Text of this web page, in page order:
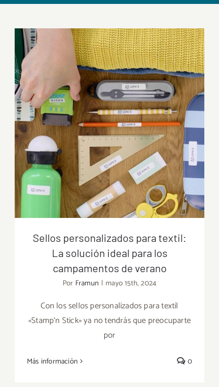
Sellos personalizados para textil: La
solución ideal para los campamentos de
verano
Sellos personalizados para textil:
La solución ideal para los
campamentos de verano
Por Framun | mayo 15th, 2024
Con los sellos personalizados para textil
«Stamp‘n Stick» ya no tendrás que preocuparte
por
Más información 0